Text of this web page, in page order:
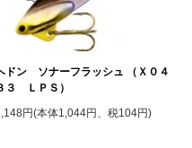
ドン ソナーフラッシュ （Ｘ０４
３ ＬＰＳ）
円(本体1,044円、税104円)